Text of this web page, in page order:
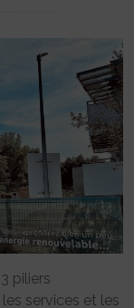
piliers
services et les